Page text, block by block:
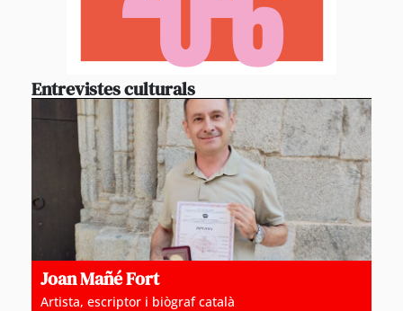
Entrevistes culturals
Joan Mañé Fort
Artista, escriptor i biògraf català